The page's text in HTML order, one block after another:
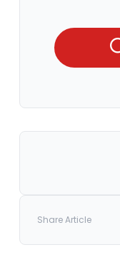
Share Article